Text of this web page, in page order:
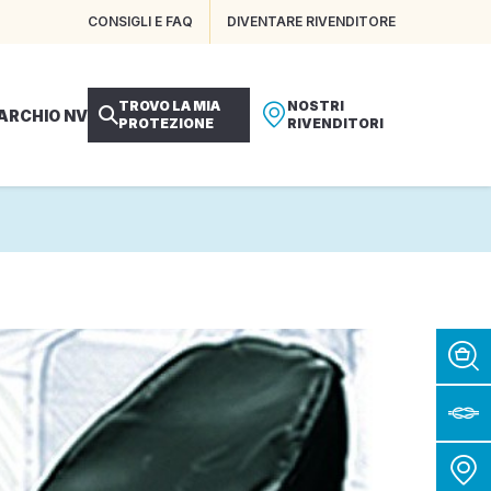
CONSIGLI E FAQ DIVENTARE RIVENDITORE
NV
TROVO LA MIA
PROTEZIONE
NOSTRI
RIVENDITORI